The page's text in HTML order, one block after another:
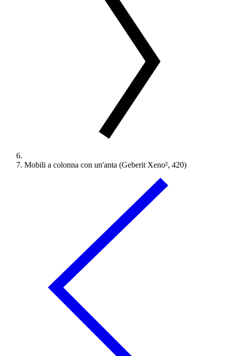
Mobili a colonna con un'anta (Geberit Xeno², 420)